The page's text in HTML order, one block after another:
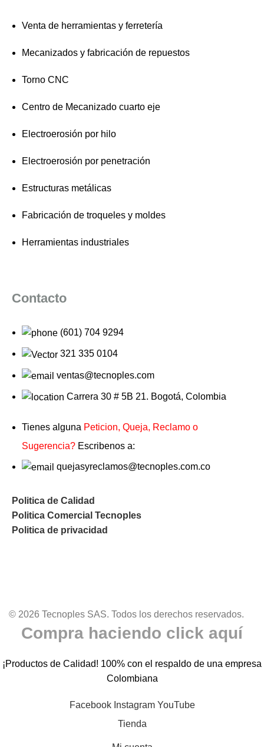
Venta de herramientas y ferretería
Mecanizados y fabricación de repuestos
Torno CNC
Centro de Mecanizado cuarto eje
Electroerosión por hilo
Electroerosión por penetración
Estructuras metálicas
Fabricación de troqueles y moldes
Herramientas industriales
Contacto
(601) 704 9294
321 335 0104
ventas@tecnoples.com
Carrera 30 # 5B 21. Bogotá, Colombia
Tienes alguna Peticion, Queja, Reclamo o
Sugerencia? Escribenos a:
quejasyreclamos@tecnoples.com.co
Politica de Calidad
Politica Comercial Tecnoples
Politica de privacidad
© 2026 Tecnoples SAS. Todos los derechos reservados.
Compra haciendo click aquí
¡Productos de Calidad! 100% con el respaldo de una empresa
Colombiana
Facebook Instagram YouTube
Tienda